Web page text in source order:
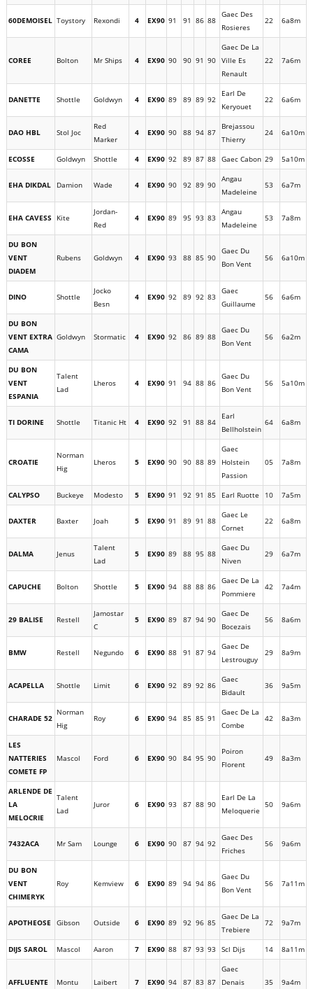
60DEMOISEL Toystory Rexondi 4 EX90 91 91 86 88
Gaec Des
Rosieres
22 6a8m
COREE Bolton Mr Ships 4 EX90 90 90 91 90
Gaec De La
Ville Es
Renault
22 7a6m
DANETTE Shottle Goldwyn 4 EX90 89 89 89 92
Earl De
Keryouet
22 6a6m
DAO HBL Stol Joc
Red
Marker
4 EX90 90 88 94 87
Brejassou
Thierry
24 6a10m
ECOSSE Goldwyn Shottle 4 EX90 92 89 87 88 Gaec Cabon 29 5a10m
EHA DIKDAL Damion Wade 4 EX90 90 92 89 90
Angau
Madeleine
53 6a7m
EHA CAVESS Kite
Jordan-
Red
4 EX90 89 95 93 83
Angau
Madeleine
53 7a8m
DU BON
VENT
DIADEM
Rubens Goldwyn 4 EX90 93 88 85 90
Gaec Du
Bon Vent
56 6a10m
DINO Shottle
Jocko
Besn
4 EX90 92 89 92 83
Gaec
Guillaume
56 6a6m
DU BON
VENT EXTRA
CAMA
Goldwyn Stormatic 4 EX90 92 86 89 88
Gaec Du
Bon Vent
56 6a2m
DU BON
VENT
ESPANIA
Talent
Lad
Lheros 4 EX90 91 94 88 86
Gaec Du
Bon Vent
56 5a10m
TI DORINE Shottle Titanic Ht 4 EX90 92 91 88 84
Earl
Bellholstein
64 6a8m
CROATIE
Norman
Hig
Lheros 5 EX90 90 90 88 89
Gaec
Holstein
Passion
05 7a8m
CALYPSO Buckeye Modesto 5 EX90 91 92 91 85 Earl Ruotte 10 7a5m
DAXTER Baxter Joah 5 EX90 91 89 91 88
Gaec Le
Cornet
22 6a8m
DALMA Jenus
Talent
Lad
5 EX90 89 88 95 88
Gaec Du
Niven
29 6a7m
CAPUCHE Bolton Shottle 5 EX90 94 88 88 86
Gaec De La
Pommiere
42 7a4m
29 BALISE Restell
Jamostar
C
5 EX90 89 87 94 90
Gaec De
Bocezais
56 8a6m
BMW Restell Negundo 6 EX90 88 91 87 94
Gaec De
Lestrouguy
29 8a9m
ACAPELLA Shottle Limit 6 EX90 92 89 92 86
Gaec
Bidault
36 9a5m
CHARADE 52
Norman
Hig
Roy 6 EX90 94 85 85 91
Gaec De La
Combe
42 8a3m
LES
NATTERIES
COMETE FP
Mascol Ford 6 EX90 90 84 95 90
Poiron
Florent
49 8a3m
ARLENDE DE
LA
MELOCRIE
Talent
Lad
Juror 6 EX90 93 87 88 90
Earl De La
Meloquerie
50 9a6m
7432ACA Mr Sam Lounge 6 EX90 90 87 94 92
Gaec Des
Friches
56 9a6m
DU BON
VENT
CHIMERYK
Roy Kemview 6 EX90 89 94 94 86
Gaec Du
Bon Vent
56 7a11m
APOTHEOSE Gibson Outside 6 EX90 89 92 96 85
Gaec De La
Trebiere
72 9a7m
DIJS SAROL Mascol Aaron 7 EX90 88 87 93 93 Scl Dijs 14 8a11m
AFFLUENTE Montu Laibert 7 EX90 94 87 83 87
Gaec
Denais
35 9a4m